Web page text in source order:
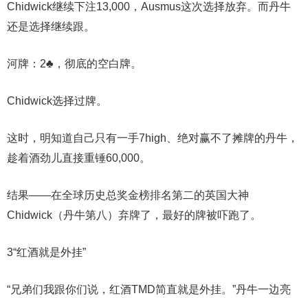
Chidwick继续下注13,000，Ausmus这次选择放弃。而丹牛
还是选择继续跟。
河牌：2♣，彻底的空白牌。
Chidwick选择过牌。
这时，明知道自己只有一手7high、绝对赢不了摊牌的丹牛，
趁着酒劲儿直接重锤60,000。
结果——在全球历史总奖金榜排名第二的英国大神
Chidwick （丹牛第八） 弃牌了 ，最好的牌被吓跑了。
3“红酒就是外挂”
“兄弟们我跟你们说，红酒TMD简直就是外挂。”丹牛一边亮